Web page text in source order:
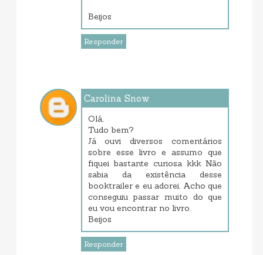
Beijos
Responder
Carolina Snow
Olá,
Tudo bem?
Já ouvi diversos comentários
sobre esse livro e assumo que
fiquei bastante curiosa kkk Não
sabia da existência desse
booktrailer e eu adorei. Acho que
conseguiu passar muito do que
eu vou encontrar no livro.
Beijos
Responder